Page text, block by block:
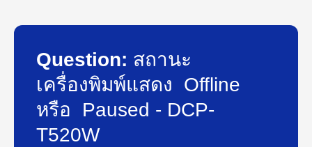
Question: สถานะ
เครื่องพิมพ์แสดง Offline
หรือ Paused - DCP-
T520W